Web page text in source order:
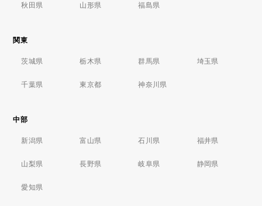
秋田県 山形県 福島県
関東
茨城県 栃木県 群馬県 埼玉県
千葉県 東京都 神奈川県
中部
新潟県 富山県 石川県 福井県
山梨県 長野県 岐阜県 静岡県
愛知県